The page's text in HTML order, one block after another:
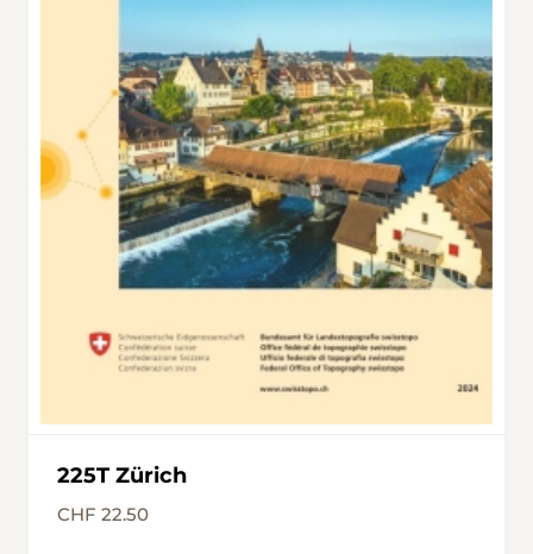
Stamm. Naturnahe Wälder zeichnen sich
durch einen hohen Anteil an solchem Alt- und
Totholz aus, und eine vielfältige Vogelwelt und
zahlreiche seltene Arten im Sihlwald beweisen,
dass die Tiere dieses natürliche Durcheinander
von Jungem und Altem, Ordentlichem und
Chao~ tischem sehr schätzen.Die Wanderung
vom Albispass nach Sihlbrugg folgt dem Grat
der Albiskette und bietet damit nicht nur
einen Einblick in diesen eindrücklichen Wald,
sondern auch Fernblicke über den Zürich~ see
und bis weit in die Innerschweiz.
225T Zürich
CHF 22.50